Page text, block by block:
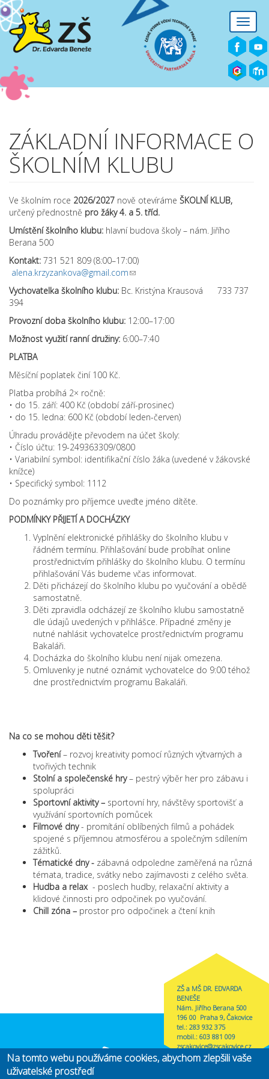
Přejít k hlavnímu obsahu
Toggle
ZÁKLADNÍ INFORMACE O
ŠKOLNÍM KLUBU
Ve školním roce 2026/2027 nově otevíráme ŠKOLNÍ KLUB,
určený přednostně pro žáky 4. a 5. tříd.
Umístění školního klubu: hlavní budova školy – nám. Jiřího
Berana 500
Kontakt: 731 521 809 (8:00–17:00)
alena.krzyzankova@gmail.com(link sends e-mail)
Vychovatelka školního klubu: Bc. Kristýna Krausová 733 737
394
Provozní doba školního klubu: 12:00–17:00
Možnost využití ranní družiny: 6:00–7:40
PLATBA
Měsíční poplatek činí 100 Kč.
Platba probíhá 2× ročně:
• do 15. září: 400 Kč (období září-prosinec)
• do 15. ledna: 600 Kč (období leden-červen)
Úhradu provádějte převodem na účet školy:
• Číslo účtu: 19-249363309/0800
• Variabilní symbol: identifikační číslo žáka (uvedené v žákovské
knížce)
• Specifický symbol: 1112
Do poznámky pro příjemce uveďte jméno dítěte.
PODMÍNKY PŘIJETÍ A DOCHÁZKY
Vyplnění elektronické přihlášky do školního klubu v
řádném termínu. Přihlašování bude probíhat online
prostřednictvím přihlášky do školního klubu. O termínu
přihlašování Vás budeme včas informovat.
Děti přicházejí do školního klubu po vyučování a obědě
samostatně.
Děti zpravidla odcházejí ze školního klubu samostatně
dle údajů uvedených v přihlášce. Případné změny je
nutné nahlásit vychovatelce prostřednictvím programu
Bakaláři.
Docházka do školního klubu není nijak omezena.
Omluvenky je nutné oznámit vychovatelce do 9:00 téhož
dne prostřednictvím programu Bakaláři.
Na co se mohou děti těšit?
Tvoření– rozvoj kreativity pomocí různých výtvarných a
tvořivých technik
Stolní a společenské hry– pestrý výběr her pro zábavu i
spolupráci
Sportovní aktivity – sportovní hry, návštěvy sportovišť a
využívání sportovních pomůcek
Filmové dny- promítání oblíbených filmů a pohádek
spojené s příjemnou atmosférou a společným sdílením
zážitků.
Tématické dny - zábavná odpoledne zaměřená na různá
témata, tradice, svátky nebo zajímavosti z celého světa.
Hudba a relax - poslech hudby, relaxační aktivity a
klidové činnosti pro odpočinek po vyučování.
Chill zóna – prostor pro odpočinek a čtení knih
ZŠ a MŠ DR. EDVARDA
BENEŠE
Nám. Jiřího Berana 500
196 00 Praha 9, Čakovice
tel.: 283 932 375
mobil.: 603 881 009
zscakovice@zscakovice.cz
Na tomto webu používáme cookies, abychom zlepšili vaše
uživatelské prostředí